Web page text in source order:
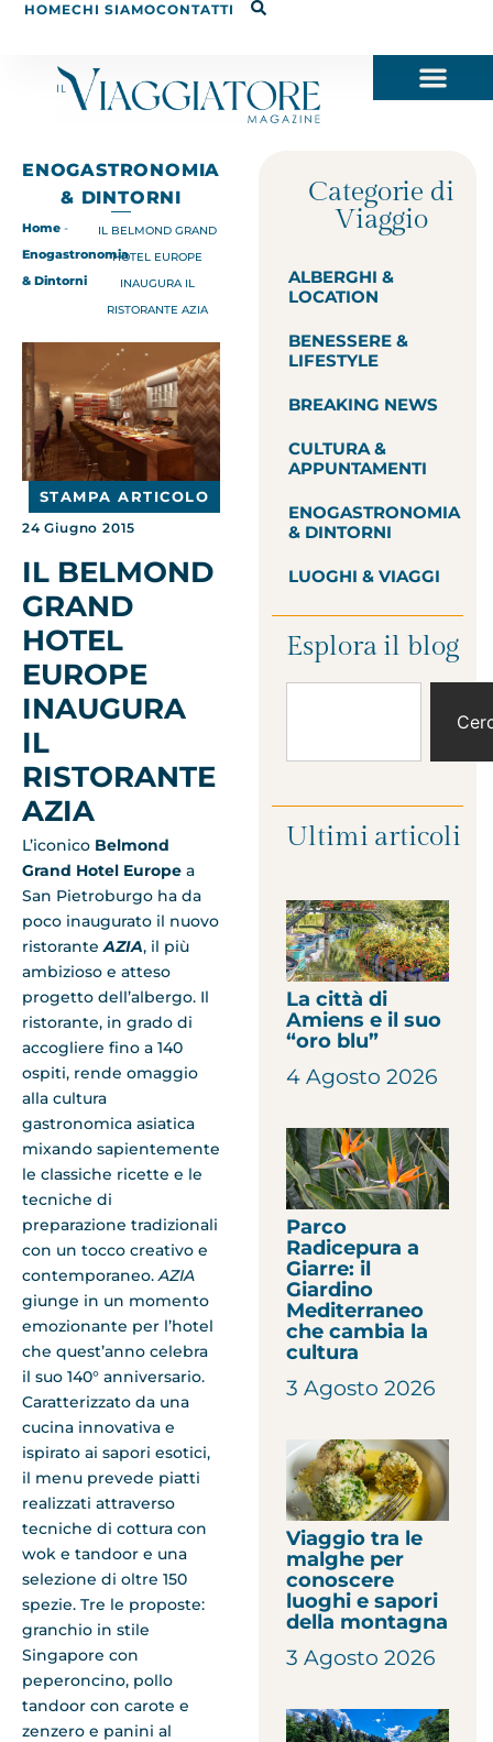
HOMECHI SIAMOCONTATTI
ENOGASTRONOMIA
& DINTORNI
Home -
Enogastronomia
& Dintorni
IL BELMOND GRAND
HOTEL EUROPE
INAUGURA IL
RISTORANTE AZIA
STAMPA ARTICOLO
24 Giugno 2015
IL BELMOND
GRAND
HOTEL
EUROPE
INAUGURA
IL
RISTORANTE
AZIA
L’iconico Belmond
Grand Hotel Europe a
San Pietroburgo ha da
poco inaugurato il nuovo
ristorante AZIA, il più
ambizioso e atteso
progetto dell’albergo. Il
ristorante, in grado di
accogliere fino a 140
ospiti, rende omaggio
alla cultura
gastronomica asiatica
mixando sapientemente
le classiche ricette e le
tecniche di
preparazione tradizionali
con un tocco creativo e
contemporaneo.AZIA
giunge in un momento
emozionante per l’hotel
che quest’anno celebra
il suo 140° anniversario.
Caratterizzato da una
cucina innovativa e
ispirato ai sapori esotici,
il menu prevede piatti
realizzati attraverso
tecniche di cottura con
wok e tandoor e una
selezione di oltre 150
spezie. Tre le proposte:
granchio in stile
Singapore con
peperoncino, pollo
tandoor con carote e
zenzero e panini al
Categorie di
Viaggio
ALBERGHI &
LOCATION
BENESSERE &
LIFESTYLE
BREAKING NEWS
CULTURA &
APPUNTAMENTI
ENOGASTRONOMIA
& DINTORNI
LUOGHI & VIAGGI
Esplora il blog
Ultimi articoli
La città di
Amiens e il suo
“oro blu”
4 Agosto 2026
Parco
Radicepura a
Giarre: il
Giardino
Mediterraneo
che cambia la
cultura
3 Agosto 2026
Viaggio tra le
malghe per
conoscere
luoghi e sapori
della montagna
3 Agosto 2026